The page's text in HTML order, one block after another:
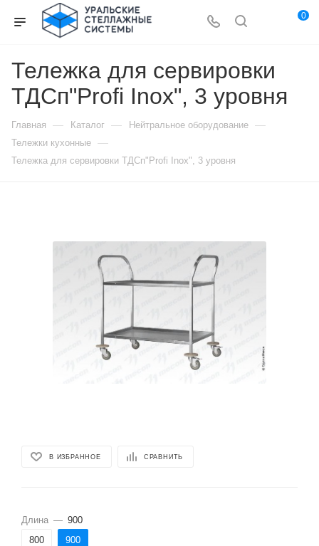
0
Тележка для сервировки
ТДСп"Profi Inox", 3 уровня
Главная — Каталог — Нейтральное оборудование —
Тележки кухонные —
Тележка для сервировки ТДСп"Profi Inox", 3 уровня
В ИЗБРАННОЕ СРАВНИТЬ
Длина — 900
800
900